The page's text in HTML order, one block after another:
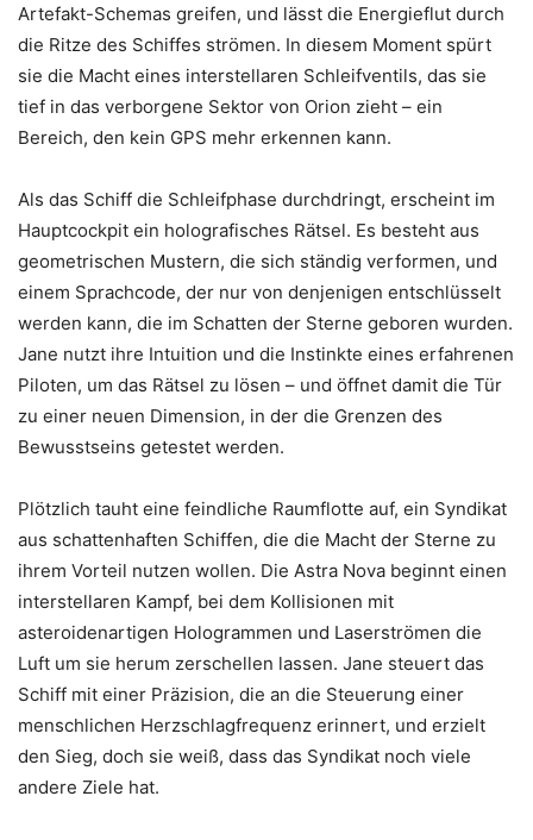
Artefakt-Schemas greifen, und lässt die Energieflut durch
die Ritze des Schiffes strömen. In diesem Moment spürt
sie die Macht eines interstellaren Schleifventils, das sie
tief in das verborgene Sektor von Orion zieht – ein
Bereich, den kein GPS mehr erkennen kann.
Als das Schiff die Schleifphase durchdringt, erscheint im
Hauptcockpit ein holografisches Rätsel. Es besteht aus
geometrischen Mustern, die sich ständig verformen, und
einem Sprachcode, der nur von denjenigen entschlüsselt
werden kann, die im Schatten der Sterne geboren wurden.
Jane nutzt ihre Intuition und die Instinkte eines erfahrenen
Piloten, um das Rätsel zu lösen – und öffnet damit die Tür
zu einer neuen Dimension, in der die Grenzen des
Bewusstseins getestet werden.
Plötzlich tauht eine feindliche Raumflotte auf, ein Syndikat
aus schattenhaften Schiffen, die die Macht der Sterne zu
ihrem Vorteil nutzen wollen. Die Astra Nova beginnt einen
interstellaren Kampf, bei dem Kollisionen mit
asteroidenartigen Hologrammen und Laserströmen die
Luft um sie herum zerschellen lassen. Jane steuert das
Schiff mit einer Präzision, die an die Steuerung einer
menschlichen Herzschlagfrequenz erinnert, und erzielt
den Sieg, doch sie weiß, dass das Syndikat noch viele
andere Ziele hat.